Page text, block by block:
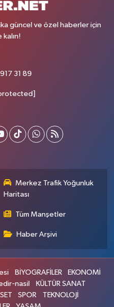
güncel ve özel haberler için
31 89
Merkez Trafik Yoğunluk
Haritası
Tüm Manşetler
Haber Arşivi
BİYOGRAFİLER
EKONOMİ
nasil
KÜLTÜR SANAT
SPOR
TEKNOLOJİ